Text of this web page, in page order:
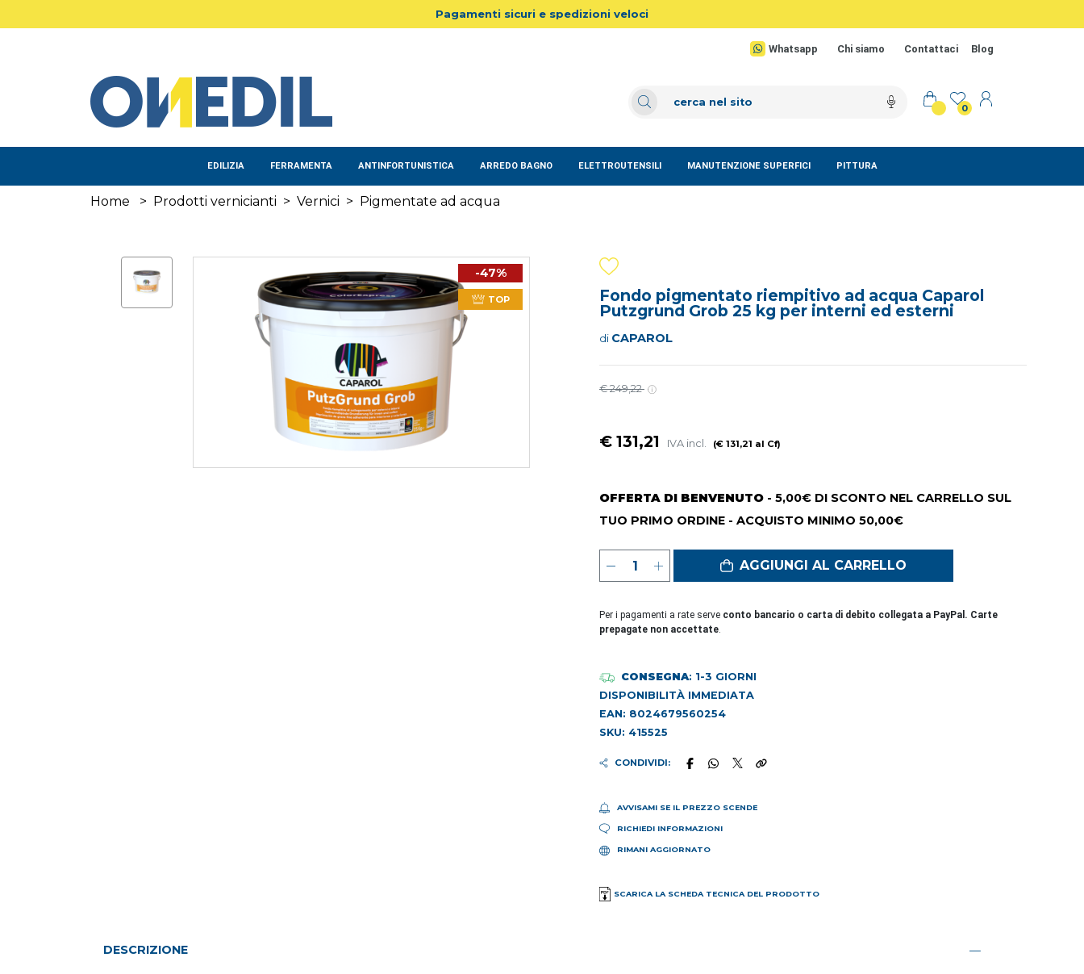
Pagamenti sicuri e spedizioni veloci
Whatsapp Chi siamo Contattaci Blog
0
EDILIZIA FERRAMENTA ANTINFORTUNISTICA ARREDO BAGNO ELETTROUTENSILI MANUTENZIONE SUPERFICI PITTURA
Home > Prodotti vernicianti > Vernici > Pigmentate ad acqua
-47%
TOP Fondo pigmentato riempitivo ad acqua Caparol
Putzgrund Grob 25 kg per interni ed esterni
di CAPAROL
€ 249,22
€ 131,21 IVA incl. (€ 131,21 al Cf)
OFFERTA DI BENVENUTO - 5,00€ DI SCONTO NEL CARRELLO SUL
TUO PRIMO ORDINE - ACQUISTO MINIMO 50,00€
AGGIUNGI AL CARRELLO
Per i pagamenti a rate serve conto bancario o carta di debito collegata a PayPal. Carte
prepagate non accettate.
CONSEGNA: 1-3 GIORNI
DISPONIBILITÀ IMMEDIATA
EAN: 8024679560254
SKU: 415525
CONDIVIDI:
AVVISAMI SE IL PREZZO SCENDE
RICHIEDI INFORMAZIONI
RIMANI AGGIORNATO
SCARICA LA SCHEDA TECNICA DEL PRODOTTO
DESCRIZIONE